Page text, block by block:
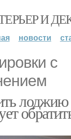
И
новости
с
лоджию